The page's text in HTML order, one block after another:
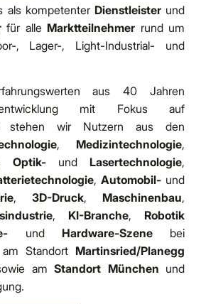
als kompetenter Dienstleisterund
für alle Marktteilnehmer rund um
, Lager-, Light-Industrial- und
aus 40 Jahren
mit Fokus auf
stehen wir Nutzern aus den
, Medizintechnologie,
Optik- und Lasertechnologie,
, Automobil- und
, 3D-Druck, Maschinenbau,
, KI-Branche, Robotik
und Hardware-Szenebei
am Standort Martinsried/Planegg
am Standort München und